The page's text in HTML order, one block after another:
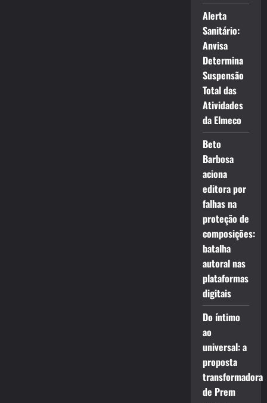
Alerta
Sanitário:
Anvisa
Determina
Suspensão
Total das
Atividades
da Elmeco
Beto
Barbosa
aciona
editora por
falhas na
proteção de
composições:
batalha
autoral nas
plataformas
digitais
Do íntimo
ao
universal: a
proposta
transformadora
de Prem